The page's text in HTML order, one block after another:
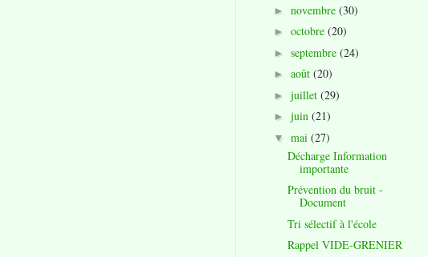
► novembre (30)
► octobre (20)
► septembre (24)
► août (20)
► juillet (29)
► juin (21)
▼ mai (27)
Décharge Information
importante
Prévention du bruit -
Document
Tri sélectif à l'école
Rappel VIDE-GRENIER